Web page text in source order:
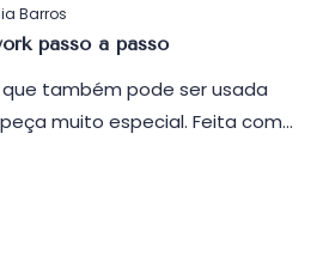
Barros
passo a passo
também pode ser usada
muito especial. Feita com…